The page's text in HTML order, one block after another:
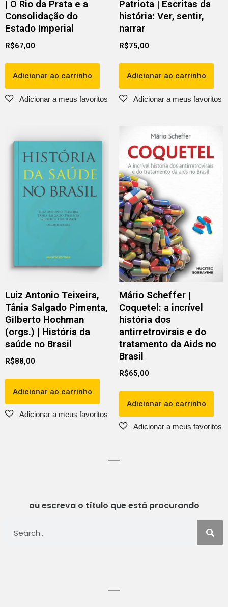
| O Rio da Prata e a
Consolidação do
Estado Imperial
R$67,00
Adicionar ao carrinho
Patriota | Escritas da
história: Ver, sentir,
narrar
R$75,00
Adicionar ao carrinho
Luiz Antonio Teixeira,
Tânia Salgado Pimenta,
Gilberto Hochman
(orgs.) | História da
saúde no Brasil
R$88,00
Adicionar ao carrinho
Mário Scheffer |
Coquetel: a incrível
história dos
antirretrovirais e do
tratamento da Aids no
Brasil
R$65,00
Adicionar ao carrinho
ou escreva o título que está procurando